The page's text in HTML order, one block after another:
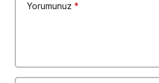
Yorumunuz *